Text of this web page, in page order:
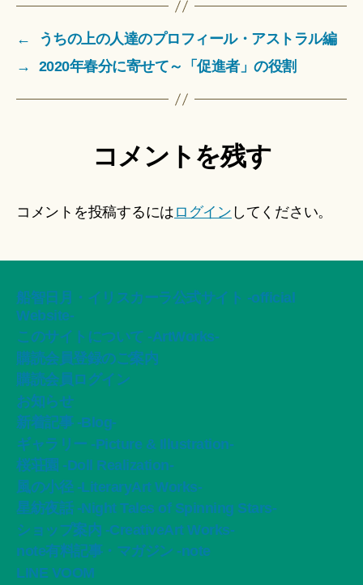
←
うちの上の人達のプロフィール・アストラル編
→
2020年春分に寄せて～「促進者」の役割
コメントを残す
コメントを投稿するには ログイン してください。
船智日月・イリスカーラ公式サイト -official
Website-
このサイトについて -ArtWorks-
購読会員登録のご案内
購読会員ログイン
お知らせ
新着記事 -Blog-
ギャラリー -Picture & Illustration-
桜荘園 -Doll Realization-
風の小径 -LiteraryArt Works-
星紡夜話 -Night Tales of Spinning Stars-
ショップ案内 -CreativeArt Works-
note有料記事・マガジン -note
LINE VOOM